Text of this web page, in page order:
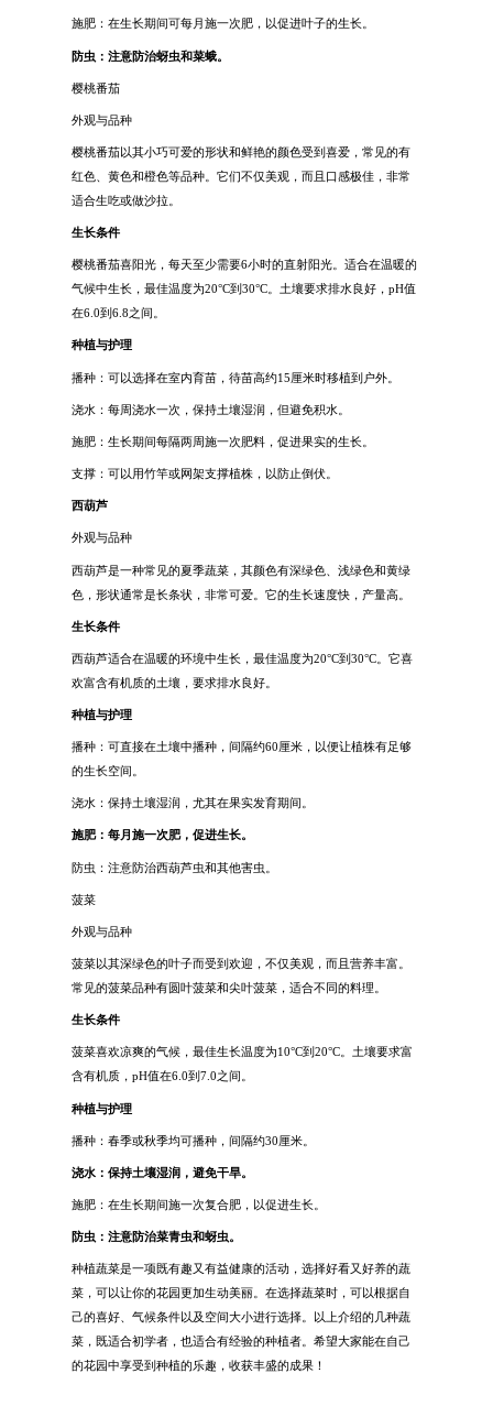
施肥：在生长期间可每月施一次肥，以促进叶子的生长。
防虫：注意防治蚜虫和菜蛾。
樱桃番茄
外观与品种
樱桃番茄以其小巧可爱的形状和鲜艳的颜色受到喜爱，常见的有
红色、黄色和橙色等品种。它们不仅美观，而且口感极佳，非常
适合生吃或做沙拉。
生长条件
樱桃番茄喜阳光，每天至少需要6小时的直射阳光。适合在温暖的
气候中生长，最佳温度为20°C到30°C。土壤要求排水良好，pH值
在6.0到6.8之间。
种植与护理
播种：可以选择在室内育苗，待苗高约15厘米时移植到户外。
浇水：每周浇水一次，保持土壤湿润，但避免积水。
施肥：生长期间每隔两周施一次肥料，促进果实的生长。
支撑：可以用竹竿或网架支撑植株，以防止倒伏。
西葫芦
外观与品种
西葫芦是一种常见的夏季蔬菜，其颜色有深绿色、浅绿色和黄绿
色，形状通常是长条状，非常可爱。它的生长速度快，产量高。
生长条件
西葫芦适合在温暖的环境中生长，最佳温度为20°C到30°C。它喜
欢富含有机质的土壤，要求排水良好。
种植与护理
播种：可直接在土壤中播种，间隔约60厘米，以便让植株有足够
的生长空间。
浇水：保持土壤湿润，尤其在果实发育期间。
施肥：每月施一次肥，促进生长。
防虫：注意防治西葫芦虫和其他害虫。
菠菜
外观与品种
菠菜以其深绿色的叶子而受到欢迎，不仅美观，而且营养丰富。
常见的菠菜品种有圆叶菠菜和尖叶菠菜，适合不同的料理。
生长条件
菠菜喜欢凉爽的气候，最佳生长温度为10°C到20°C。土壤要求富
含有机质，pH值在6.0到7.0之间。
种植与护理
播种：春季或秋季均可播种，间隔约30厘米。
浇水：保持土壤湿润，避免干旱。
施肥：在生长期间施一次复合肥，以促进生长。
防虫：注意防治菜青虫和蚜虫。
种植蔬菜是一项既有趣又有益健康的活动，选择好看又好养的蔬
菜，可以让你的花园更加生动美丽。在选择蔬菜时，可以根据自
己的喜好、气候条件以及空间大小进行选择。以上介绍的几种蔬
菜，既适合初学者，也适合有经验的种植者。希望大家能在自己
的花园中享受到种植的乐趣，收获丰盛的成果！